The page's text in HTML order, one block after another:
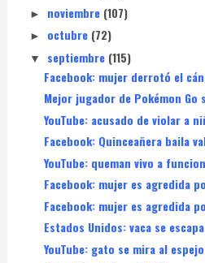
► noviembre (107)
► octubre (72)
▼ septiembre (115)
Facebook: mujer derrotó el
Mejor jugador de Pokémon
YouTube: acusado de violar a
Facebook: Quinceañera baila
YouTube: queman vivo a
Facebook: mujer es agredida
Facebook: mujer es agredida
Estados Unidos: vaca se
YouTube: gato se mira al